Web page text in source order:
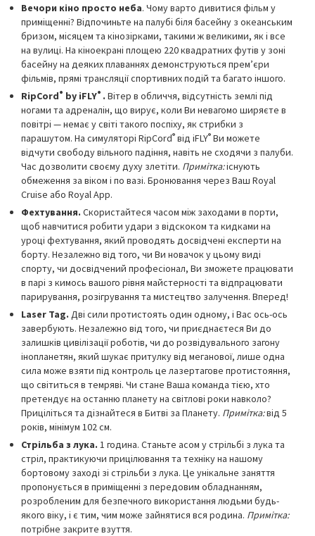
Вечори кіно просто неба. Чому варто дивитися фільм у
приміщенні? Відпочиньте на палубі біля басейну з океанським
бризом, місяцем та кінозірками, такими ж великими, як і все
на вулиці. На кіноекрані площею 220 квадратних футів у зоні
басейну на деяких плаваннях демонструються прем’єри
фільмів, прямі трансляції спортивних подій та багато іншого.
RipCord® by iFLY® . Вітер в обличчя, відсутність землі під
ногами та адреналін, що вирує, коли Ви невагомо ширяєте в
повітрі — немає у світі такого поспіху, як стрибки з
парашутом. На симуляторі RipCord® від iFLY® Ви можете
відчути свободу вільного падіння, навіть не сходячи з палуби.
Час дозволити своєму духу злетіти. Примітка:існують
обмеження за віком і по вазі. Бронювання через Ваш Royal
Cruise або Royal App.
Фехтування. Скористайтеся часом між заходами в порти,
щоб навчитися робити удари з відскоком та кидками на
уроці фехтування, який проводять досвідчені експерти на
борту. Незалежно від того, чи Ви новачок у цьому виді
спорту, чи досвідчений професіонал, Ви зможете працювати
в парі з кимось вашого рівня майстерності та відпрацювати
парирування, розігрування та мистецтво залучення. Вперед!
Laser Tag. Дві сили протистоять один одному, і Вас ось-ось
завербують. Незалежно від того, чи приєднаєтеся Ви до
залишків цивілізації роботів, чи до розвідувального загону
інопланетян, який шукає притулку від меганової, лише одна
сила може взяти під контроль це лазертагове протистояння,
що світиться в темряві. Чи стане Ваша команда тією, хто
претендує на останню планету на світлові роки навколо?
Приціліться та дізнайтеся в Битві за Планету. Примітка:від 5
років, мінімум 102 см.
Стрільба з лука. 1 година. Станьте асом у стрільбі з лука та
стріл, практикуючи прицілювання та техніку на нашому
бортовому заході зі стрільби з лука. Це унікальне заняття
пропонується в приміщенні з передовим обладнанням,
розробленим для безпечного використання людьми будь-
якого віку, і є тим, чим може зайнятися вся родина. Примітка:
потрібне закрите взуття.